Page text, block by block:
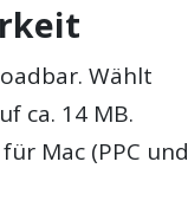
Wählt
ca. 14 MB.
Mac (PPC und